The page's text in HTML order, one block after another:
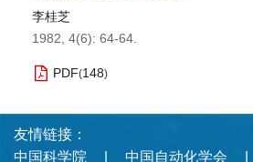
李桂芝
1982, 4(6): 64-64.
PDF(148)
友情链接：
中国科学院
中国自动化学会